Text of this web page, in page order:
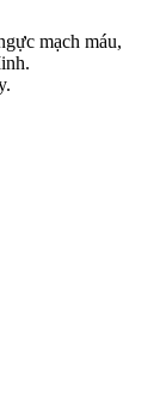
mạch máu,